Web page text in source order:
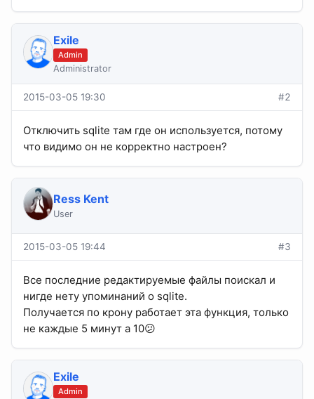
Exile
Admin
Administrator
2015-03-05 19:30 #2
Отключить sqlite там где он используется, потому
что видимо он не корректно настроен?
Ress Kent
User
2015-03-05 19:44 #3
Все последние редактируемые файлы поискал и
нигде нету упоминаний о sqlite.
Получается по крону работает эта функция, только
не каждые 5 минут а 10😕
Exile
Admin